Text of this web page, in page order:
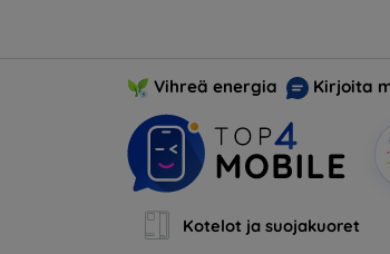
Vihreä energia Kirjoita
Kotelot ja suojakuoret